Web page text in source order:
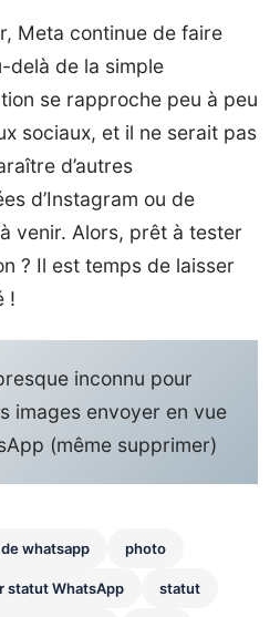
Meta continue de faire
delà de la simple
se rapproche peu à peu
sociaux, et il ne serait pas
d’autres
d’Instagram ou de
venir. Alors, prêt à tester
? Il est temps de laisser
!
inconnu pour
images envoyer en vue
(même supprimer)
whatsapp photo
statut WhatsApp statut